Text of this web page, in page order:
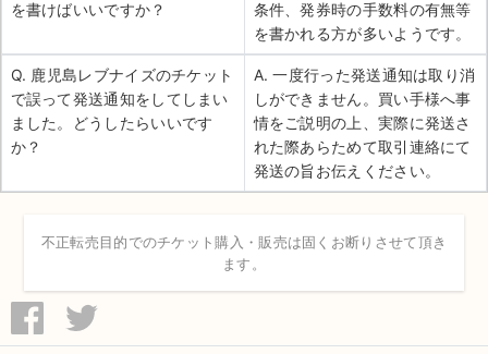
を書けばいいですか？
条件、発券時の手数料の有無等
を書かれる方が多いようです。
Q. 鹿児島レブナイズのチケット
で誤って発送通知をしてしまい
ました。どうしたらいいです
か？
A. 一度行った発送通知は取り消
しができません。買い手様へ事
情をご説明の上、実際に発送さ
れた際あらためて取引連絡にて
発送の旨お伝えください。
不正転売目的でのチケット購入・販売は固くお断りさせて頂き
ます。